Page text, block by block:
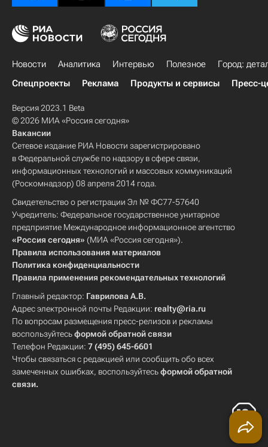
Новости Аналитика Интервью Полезное
Город:
Спецпроекты
Реклама Продукты и сервисы Пресс-
Версия 2023.1 Beta
© 2026 МИА «Россия сегодня»
Вакансии
Сетевое издание РИА Новости зарегистрировано
в Федеральной службе по надзору в сфере связи,
информационных технологий и массовых коммуникаций
(Роскомнадзор) 08 апреля 2014 года.
Свидетельство о регистрации Эл № ФС77-57640
Учредитель: Федеральное государственное унитарное
предприятие Международное информационное агентство
«Россия сегодня» (МИА «Россия сегодня»).
Правила использования материалов
Политика конфиденциальности
Правила применения рекомендательных технологий
Главный редактор: Гаврилова А.В.
Адрес электронной почты Редакции: realty@ria.ru
По вопросам размещения пресс-релизов и рекламы
воспользуйтесьформой обратной связи
Телефон Редакции: 7 (495) 645-6601
Чтобы связаться с редакцией или сообщить обо всех
замеченных ошибках, воспользуйтесьформой обратной
связи.